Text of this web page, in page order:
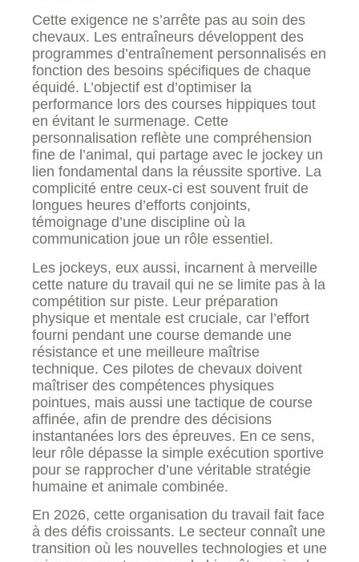
Cette exigence ne s’arrête pas au soin des
chevaux. Les entraîneurs développent des
programmes d’entraînement personnalisés en
fonction des besoins spécifiques de chaque
équidé. L’objectif est d’optimiser la
performance lors des courses hippiques tout
en évitant le surmenage. Cette
personnalisation reflète une compréhension
fine de l’animal, qui partage avec le jockey un
lien fondamental dans la réussite sportive. La
complicité entre ceux-ci est souvent fruit de
longues heures d’efforts conjoints,
témoignage d’une discipline où la
communication joue un rôle essentiel.
Les jockeys, eux aussi, incarnent à merveille
cette nature du travail qui ne se limite pas à la
compétition sur piste. Leur préparation
physique et mentale est cruciale, car l’effort
fourni pendant une course demande une
résistance et une meilleure maîtrise
technique. Ces pilotes de chevaux doivent
maîtriser des compétences physiques
pointues, mais aussi une tactique de course
affinée, afin de prendre des décisions
instantanées lors des épreuves. En ce sens,
leur rôle dépasse la simple exécution sportive
pour se rapprocher d’une véritable stratégie
humaine et animale combinée.
En 2026, cette organisation du travail fait face
à des défis croissants. Le secteur connaît une
transition où les nouvelles technologies et une